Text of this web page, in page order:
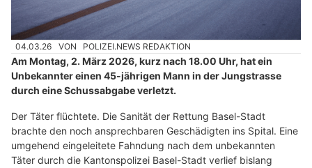
04.03.26 VON POLIZEI.NEWS REDAKTION
Am Montag, 2. März 2026, kurz nach 18.00 Uhr, hat ein
Unbekannter einen 45-jährigen Mann in der Jungstrasse
durch eine Schussabgabe verletzt.
Der Täter flüchtete. Die Sanität der Rettung Basel-Stadt
brachte den noch ansprechbaren Geschädigten ins Spital. Eine
umgehend eingeleitete Fahndung nach dem unbekannten
Täter durch die Kantonspolizei Basel-Stadt verlief bislang